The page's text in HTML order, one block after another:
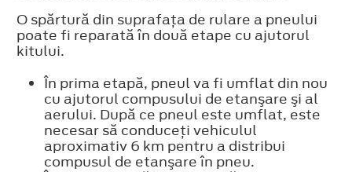
O spărtură din suprafaţa de rulare a pneului
poate fi reparată în două etape cu ajutorul
kitului.
În prima etapă, pneul va fi umflat din nou
cu ajutorul compusului de etanşare şi al
aerului. După ce pneul este umflat, este
necesar să conduceţi vehiculul
aproximativ 6 km pentru a distribui
compusul de etanşare în pneu.